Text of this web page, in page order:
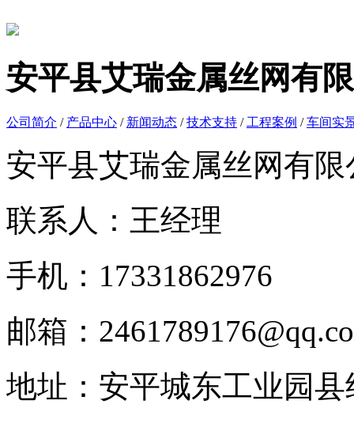
安平县艾瑞金属丝网有
公司简介 / 产品中心 / 新闻动态 /技术支持 / 工程案例 /车间实
安平县艾瑞金属丝网有限
联系人：王经理
手机：17331862976
邮箱：
地址：安平城东工业园县